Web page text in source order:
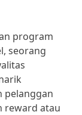
program
seorang
pelanggan
reward atau